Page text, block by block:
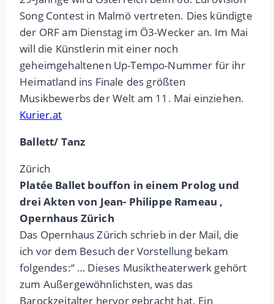
Song Contest in Malmö vertreten. Dies kündigte
der ORF am Dienstag im Ö3-Wecker an. Im Mai
will die Künstlerin mit einer noch
geheimgehaltenen Up-Tempo-Nummer für ihr
Heimatland ins Finale des größten
Musikbewerbs der Welt am 11. Mai einziehen.
Kurier.at
Ballett/ Tanz
Zürich
Platée Ballet bouffon in einem Prolog und
drei Akten von Jean- Philippe Rameau ,
Opernhaus Zürich
Das Opernhaus Zürich schrieb in der Mail, die
ich vor dem Besuch der Vorstellung bekam
folgendes:“ … Dieses Musiktheaterwerk gehört
zum Außergewöhnlichsten, was das
Barockzeitalter hervor gebracht hat. Ein